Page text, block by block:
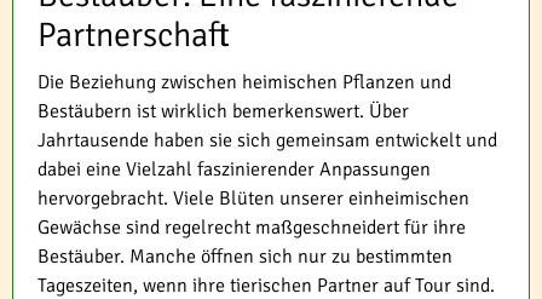
Partnerschaft
Die Beziehung zwischen heimischen Pflanzen und
Bestäubern ist wirklich bemerkenswert. Über
Jahrtausende haben sie sich gemeinsam entwickelt und
dabei eine Vielzahl faszinierender Anpassungen
hervorgebracht. Viele Blüten unserer einheimischen
Gewächse sind regelrecht maßgeschneidert für ihre
Bestäuber. Manche öffnen sich nur zu bestimmten
Tageszeiten, wenn ihre tierischen Partner auf Tour sind.